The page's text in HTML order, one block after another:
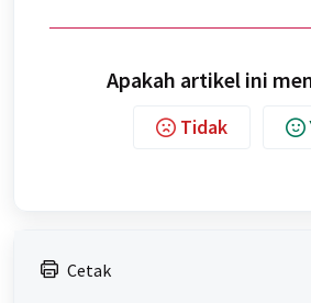
Apakah artikel ini
Tidak
Cetak